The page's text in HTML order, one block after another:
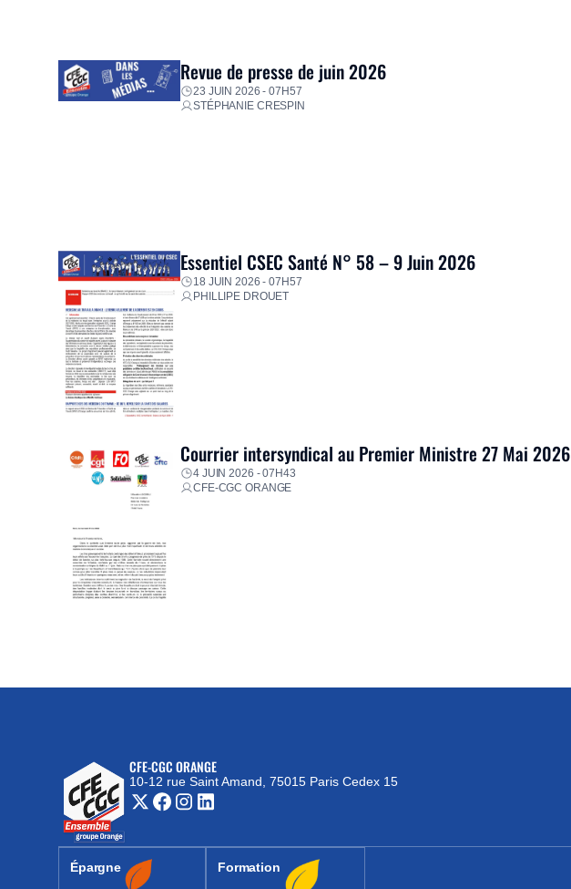
Revue de presse de juin 2026
23 JUIN 2026 - 07H57
STÉPHANIE CRESPIN
Essentiel CSEC Santé N° 58 – 9 Juin 2026
18 JUIN 2026 - 07H57
PHILLIPE DROUET
Courrier intersyndical au Premier Ministre 27 Mai 2026
4 JUIN 2026 - 07H43
CFE-CGC ORANGE
CFE-CGC ORANGE
10-12 rue Saint Amand, 75015 Paris Cedex 15
(nouvelle fenêtre)
Épargne
(nouvelle fenêtre) Formation
(nouvelle fenêtre)